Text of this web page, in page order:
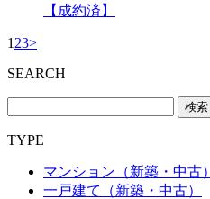
【成約済】
1 23>
SEARCH
TYPE
マンション（新築・中古）
一戸建て（新築・中古）